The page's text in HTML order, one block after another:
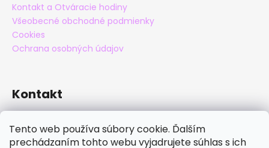
Tento web používa súbory cookie. Ďalším
prechádzaním tohto webu vyjadrujete súhlas s ich
Kontakt a Otváracie hodiny
Všeobecné obchodné podmienky
Cookies
Ochrana osobných údajov
Kontakt
+421 905 838 706